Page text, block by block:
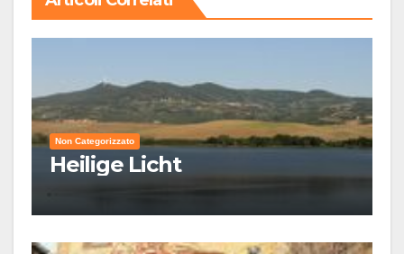
Non Categorizzato
Heilige Licht